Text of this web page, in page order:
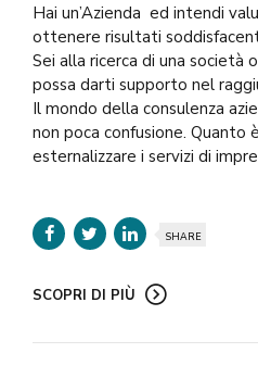
Hai un’Azienda ed intendi
ottenere risultati
Sei alla ricerca di una società
possa darti supporto nel
Il mondo della consulenza
non poca confusione. Quanto
esternalizzare i servizi di
SHARE
SCOPRI DI PIÙ